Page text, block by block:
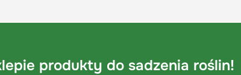
produkty do sadzenia roślin!